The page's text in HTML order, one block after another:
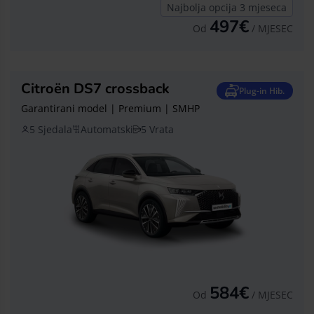
Najbolja opcija 3 mjeseca
Od 497€ / MJESEC
Citroën DS7 crossback Plug-in Hib.
Garantirani model | Premium | SMHP
5 Sjedala
Automatski 5 Vrata
Od 584€ / MJESEC